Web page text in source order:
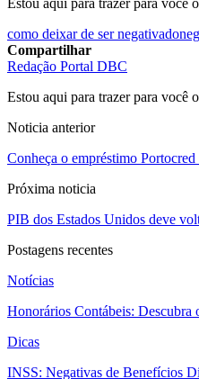
como deixar de ser negativado
Compartilhar
Redação Portal DBC
Estou aqui para trazer para você
Noticia anterior
Conheça o empréstimo
Próxima noticia
PIB dos Estados Unidos deve
Postagens recentes
Notícias
Honorários Contábeis: Descubra
Dicas
INSS: Negativas de Benefícios